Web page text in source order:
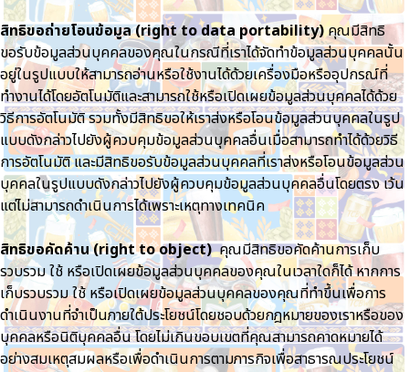
สิทธิขอถ่ายโอนข้อมูล (right to data portability)คุณมีสิทธิ
ขอรับข้อมูลส่วนบุคคลของคุณในกรณีที่เราได้จัดทำข้อมูลส่วนบุคคลนั้น
อยู่ในรูปแบบให้สามารถอ่านหรือใช้งานได้ด้วยเครื่องมือหรืออุปกรณ์ที่
ทำงานได้โดยอัตโนมัติและสามารถใช้หรือเปิดเผยข้อมูลส่วนบุคคลได้ด้วย
วิธีการอัตโนมัติ รวมทั้งมีสิทธิขอให้เราส่งหรือโอนข้อมูลส่วนบุคคลในรูป
แบบดังกล่าวไปยังผู้ควบคุมข้อมูลส่วนบุคคลอื่นเมื่อสามารถทำได้ด้วยวิธี
การอัตโนมัติ และมีสิทธิขอรับข้อมูลส่วนบุคคลที่เราส่งหรือโอนข้อมูลส่วน
บุคคลในรูปแบบดังกล่าวไปยังผู้ควบคุมข้อมูลส่วนบุคคลอื่นโดยตรง เว้น
แต่ไม่สามารถดำเนินการได้เพราะเหตุทางเทคนิค
สิทธิขอคัดค้าน (right to object)คุณมีสิทธิขอคัดค้านการเก็บ
รวบรวม ใช้ หรือเปิดเผยข้อมูลส่วนบุคคลของคุณในเวลาใดก็ได้ หากการ
เก็บรวบรวม ใช้ หรือเปิดเผยข้อมูลส่วนบุคคลของคุณที่ทำขึ้นเพื่อการ
ดำเนินงานที่จำเป็นภายใต้ประโยชน์โดยชอบด้วยกฎหมายของเราหรือของ
บุคคลหรือนิติบุคคลอื่น โดยไม่เกินขอบเขตที่คุณสามารถคาดหมายได้
อย่างสมเหตุสมผลหรือเพื่อดำเนินการตามภารกิจเพื่อสาธารณประโยชน์